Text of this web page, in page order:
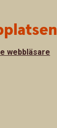
webbläsare